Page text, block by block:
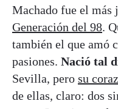
Machado fue el más
Generación del 98.
también el que amó
pasiones. Nació tal
Sevilla, pero su
de ellas, claro: dos